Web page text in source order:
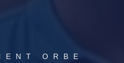
ORBE